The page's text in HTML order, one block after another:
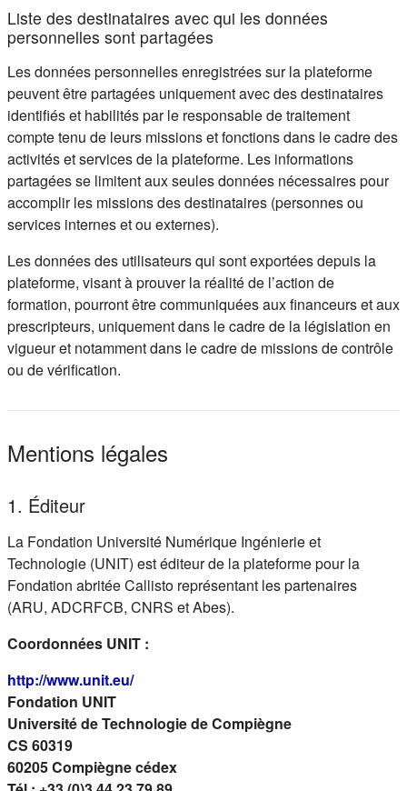
Liste des destinataires avec qui les données
personnelles sont partagées
Les données personnelles enregistrées sur la plateforme
peuvent être partagées uniquement avec des destinataires
identifiés et habilités par le responsable de traitement
compte tenu de leurs missions et fonctions dans le cadre des
activités et services de la plateforme. Les informations
partagées se limitent aux seules données nécessaires pour
accomplir les missions des destinataires (personnes ou
services internes et ou externes).
Les données des utilisateurs qui sont exportées depuis la
plateforme, visant à prouver la réalité de l’action de
formation, pourront être communiquées aux financeurs et aux
prescripteurs, uniquement dans le cadre de la législation en
vigueur et notamment dans le cadre de missions de contrôle
ou de vérification.
Mentions légales
1. Éditeur
La Fondation Université Numérique Ingénierie et
Technologie (UNIT) est éditeur de la plateforme pour la
Fondation abritée Callisto représentant les partenaires
(ARU, ADCRFCB, CNRS et Abes).
Coordonnées UNIT :
http://www.unit.eu/(s'ouvre dans un nouvel onglet)
Fondation UNIT
Université de Technologie de Compiègne
CS 60319
60205 Compiègne cédex